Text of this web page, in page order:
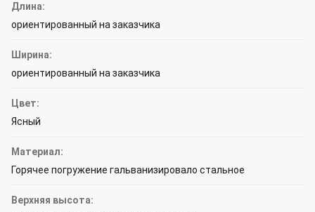
Длина:
ориентированный на заказчика
Ширина:
ориентированный на заказчика
Цвет:
Ясный
Материал:
Горячее погружение гальванизировало стальное
Верхняя высота: